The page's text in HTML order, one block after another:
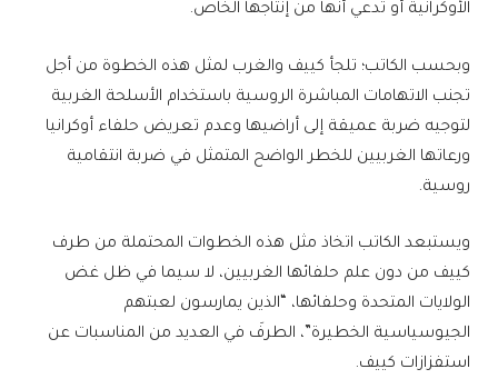
الأوكرانية أو تدعي أنها من إنتاجها الخاص.
وبحسب الكاتب؛ تلجأ كييف والغرب لمثل هذه الخطوة من أجل
تجنب الاتهامات المباشرة الروسية باستخدام الأسلحة الغربية
لتوجيه ضربة عميقة إلى أراضيها وعدم تعريض حلفاء أوكرانيا
ورعاتها الغربيين للخطر الواضح المتمثل في ضربة انتقامية
روسية.
ويستبعد الكاتب اتخاذ مثل هذه الخطوات المحتملة من طرف
كييف من دون علم حلفائها الغربيين، لا سيما في ظل غض
الولايات المتحدة وحلفائها، “الذين يمارسون لعبتهم
الجيوسياسية الخطيرة”، الطرفَ في العديد من المناسبات عن
استفزازات كييف.